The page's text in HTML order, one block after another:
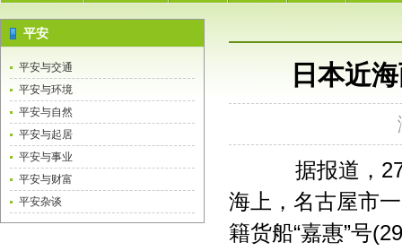
平安
平安与交通
平安与环境
平安与自然
平安与起居
平安与事业
平安与财富
平安杂谈
日本近
据报道，27
海上，名古屋市
籍货船“嘉惠”号